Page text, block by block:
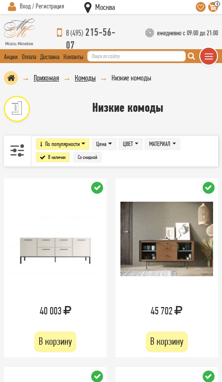
Вход / Регистрация Москва 0
8 (495) 215-56-
07
ежедневно с 09:00 до 21:00
Акции Оплата Доставка Контакты
Прихожая Комоды Низкие комоды
Низкие комоды
По популярности Цена
В наличии Со скидкой
ЦВЕТ МАТЕРИАЛ
40 003
В корзину
45 702
В корзину